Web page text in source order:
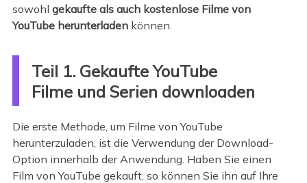
sowohl gekaufte als auch kostenlose Filme von
YouTube herunterladenkönnen.
Teil 1. Gekaufte YouTube
Filme und Serien downloaden
Die erste Methode, um Filme von YouTube
herunterzuladen, ist die Verwendung der Download-
Option innerhalb der Anwendung. Haben Sie einen
Film von YouTube gekauft, so können Sie ihn auf Ihre